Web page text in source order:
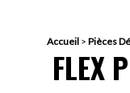
Accueil> Pièces
FLEX